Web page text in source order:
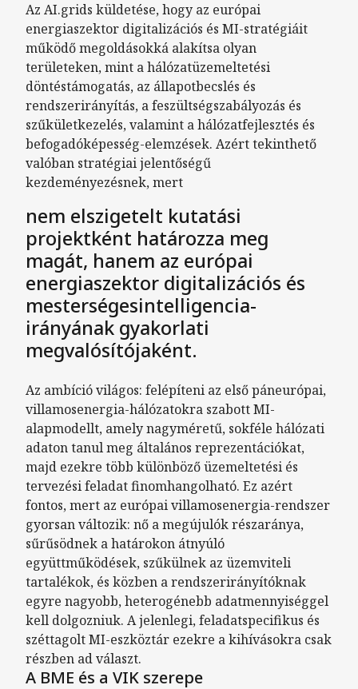
Az AI.grids küldetése, hogy az európai
energiaszektor digitalizációs és MI-stratégiáit
működő megoldásokká alakítsa olyan
területeken, mint a hálózatüzemeltetési
döntéstámogatás, az állapotbecslés és
rendszerirányítás, a feszültségszabályozás és
szűkületkezelés, valamint a hálózatfejlesztés és
befogadóképesség-elemzések. Azért tekinthető
valóban stratégiai jelentőségű
kezdeményezésnek, mert
nem elszigetelt kutatási
projektként határozza meg
magát, hanem az európai
energiaszektor digitalizációs és
mesterségesintelligencia-
irányának gyakorlati
megvalósítójaként.
Az ambíció világos: felépíteni az első páneurópai,
villamosenergia-hálózatokra szabott MI-
alapmodellt, amely nagyméretű, sokféle hálózati
adaton tanul meg általános reprezentációkat,
majd ezekre több különböző üzemeltetési és
tervezési feladat finomhangolható. Ez azért
fontos, mert az európai villamosenergia-rendszer
gyorsan változik: nő a megújulók részaránya,
sűrűsödnek a határokon átnyúló
együttműködések, szűkülnek az üzemviteli
tartalékok, és közben a rendszerirányítóknak
egyre nagyobb, heterogénebb adatmennyiséggel
kell dolgozniuk. A jelenlegi, feladatspecifikus és
széttagolt MI-eszköztár ezekre a kihívásokra csak
részben ad választ.
A BME és a VIK szerepe